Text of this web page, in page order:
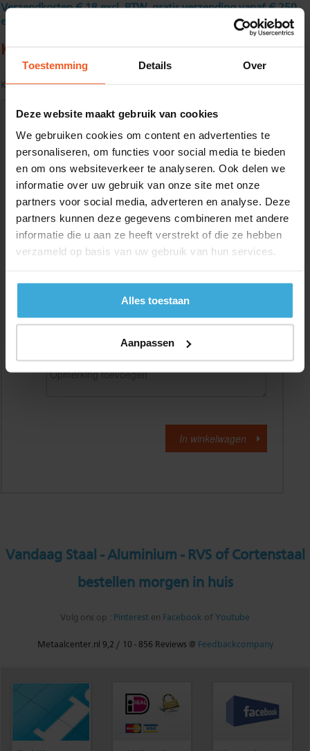
Toestemming Details Over
Deze website maakt gebruik van cookies
We gebruiken cookies om content en advertenties te
personaliseren, om functies voor social media te bieden
en om ons websiteverkeer te analyseren. Ook delen we
informatie over uw gebruik van onze site met onze
partners voor social media, adverteren en analyse. Deze
partners kunnen deze gegevens combineren met andere
informatie die u aan ze heeft verstrekt of die ze hebben
verzameld op basis van uw gebruik van hun services.
Alles toestaan
Aanpassen
Verzendkosten € 18 excl. BTW, gratis verzending vanaf € 250
excl. BTW
Koudgewalst hoekprofiel 50 x 50 x 5 mm
Kwaliteit: S235JR volgens EN10025
Gewenste
lengtemaat in
(max. 2000 mm)
+/- 2 mm lengtetolerantie
Materiaalkosten
Alle bedragen zijn excl. 21% BTW
Vandaag Staal - Aluminium - RVS of Cortenstaal
bestellen morgen in huis
Volg ons op : Pinterest en Facebook of Youtube
Metaalcenter.nl 9,2 / 10 -856 Reviews @ Feedbackcompany